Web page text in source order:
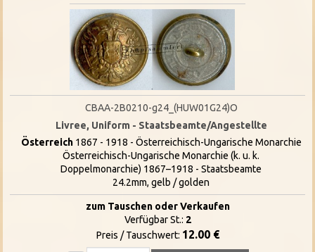
CBAA-2B0210-g24_(HUW01G24)O
Livree, Uniform - Staatsbeamte/Angestellte
Österreich1867 - 1918 - Österreichisch-Ungarische Monarchie
Österreichisch-Ungarische Monarchie (k. u. k.
Doppelmonarchie) 1867–1918 - Staatsbeamte
24.2mm, gelb / golden
zum Tauschen oder Verkaufen
Verfügbar St.: 2
Preis / Tauschwert: 12.00 €